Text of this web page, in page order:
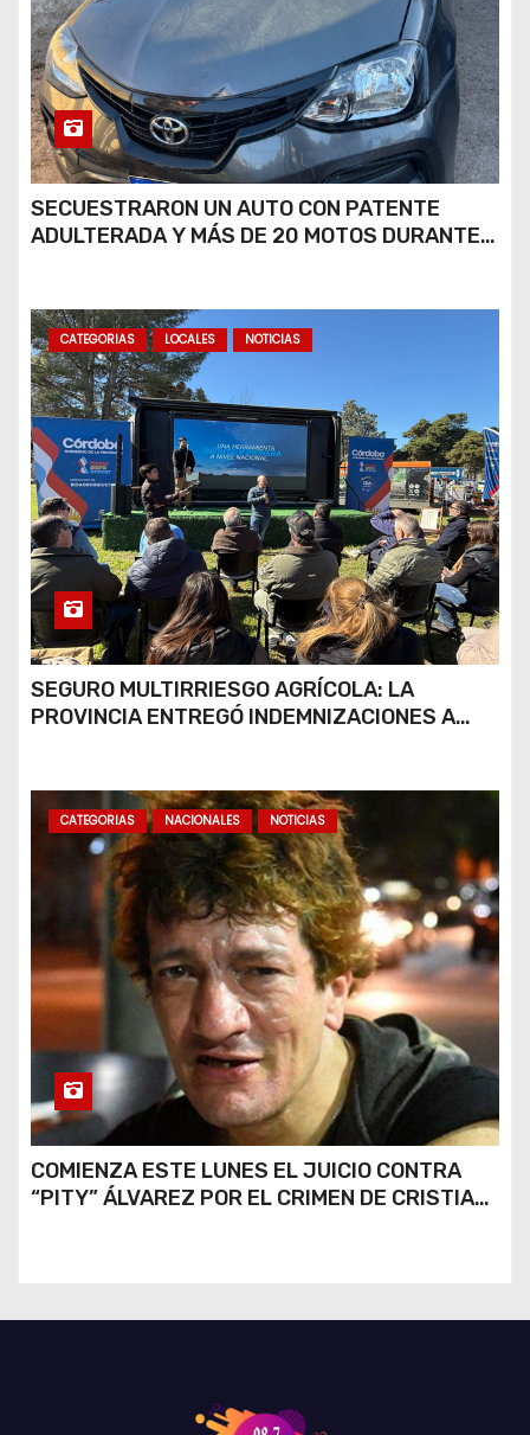
SECUESTRARON UN AUTO CON PATENTE
ADULTERADA Y MÁS DE 20 MOTOS DURANTE
CATEGORIAS LOCALES NOTICIAS
SEGURO MULTIRRIESGO AGRÍCOLA: LA
PROVINCIA ENTREGÓ INDEMNIZACIONES A
CATEGORIAS NACIONALES NOTICIAS
COMIENZA ESTE LUNES EL JUICIO CONTRA
“PITY” ÁLVAREZ POR EL CRIMEN DE CRISTIAN